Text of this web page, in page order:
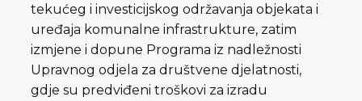
tekućeg i investicijskog održavanja objekata i
uređaja komunalne infrastrukture, zatim
izmjene i dopune Programa iz nadležnosti
Upravnog odjela za društvene djelatnosti,
gdje su predviđeni troškovi za izradu